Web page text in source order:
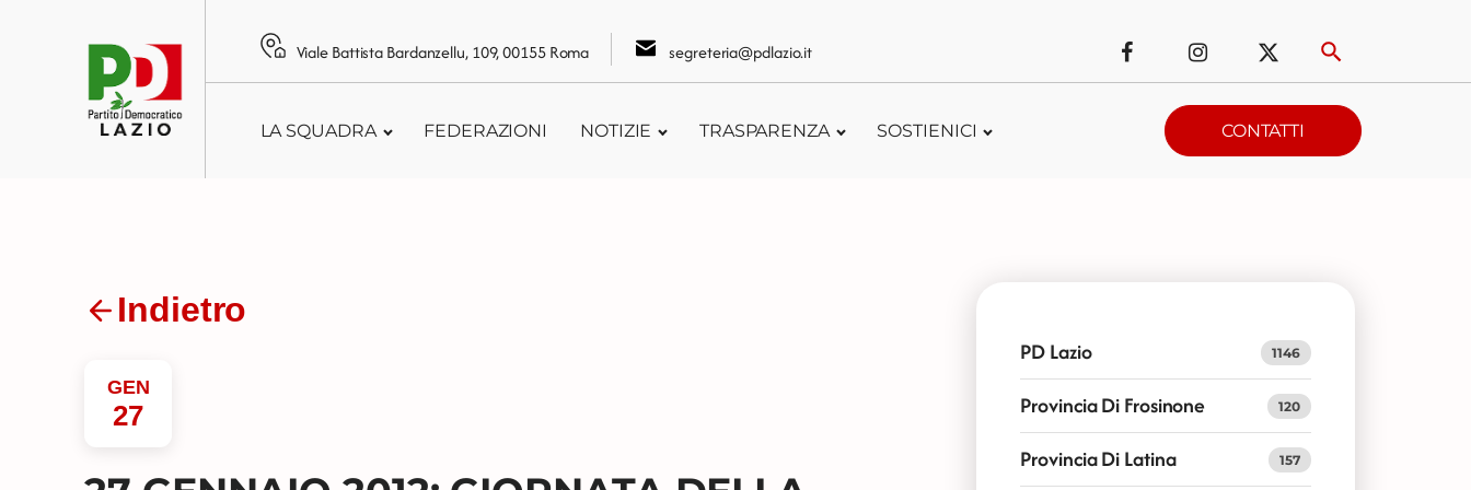
Viale Battista Bardanzellu, 109, 00155 Roma segreteria@pdlazio.it
LA SQUADRA FEDERAZIONI NOTIZIE TRASPARENZA SOSTIENICI CONTATTI
Indietro
GEN
27
PD Lazio 1146
Provincia Di Frosinone 120
Provincia Di Latina 157